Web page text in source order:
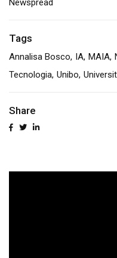
Newspread
Tags
Annalisa Bosco IA MAIA
Tecnologia Unibo
Share